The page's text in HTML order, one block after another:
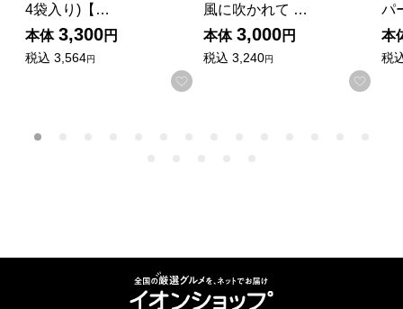
4袋入り)【…
本体 3,300円
税込 3,564円
お気に入りに登録する
風に吹かれて …
本体 3,000円
税込 3,240円
お気
パ
本
税